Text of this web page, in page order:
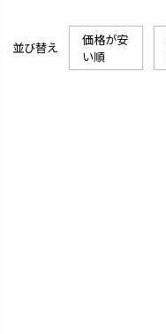
並び替え
価格が安
い順